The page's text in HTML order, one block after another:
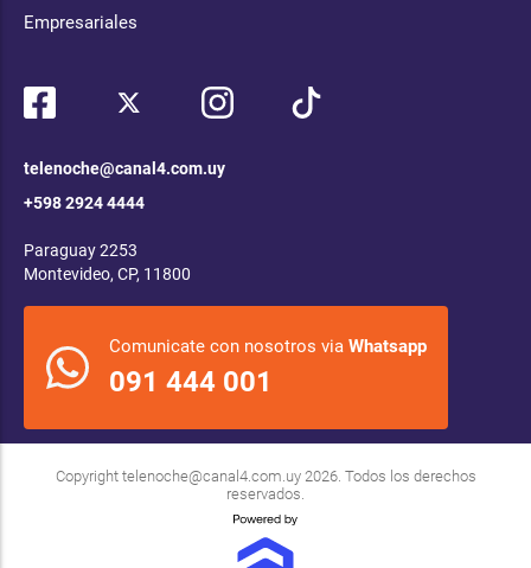
Empresariales
telenoche@canal4.com.uy
+598 2924 4444
Paraguay 2253
Montevideo, CP, 11800
Comunicate con nosotros via Whatsapp
091 444 001
Copyright telenoche@canal4.com.uy2026. Todos los derechos
reservados.